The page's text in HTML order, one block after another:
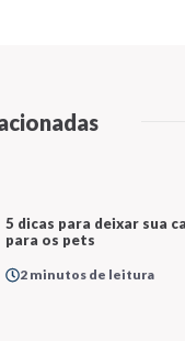
5 dicas para deixar sua
para os pets
2 minutos de leitura